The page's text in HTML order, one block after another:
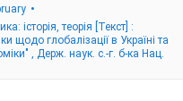
історія, теорія [Текст] :
щодо глобалізації в Україні та
, Держ. наук. с.-г. б-ка Нац.